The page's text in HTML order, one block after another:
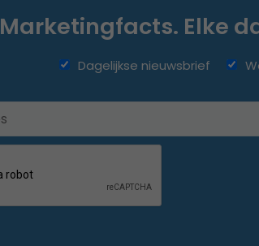
Marketingfacts. Elke
Dagelijkse nieuwsbrief